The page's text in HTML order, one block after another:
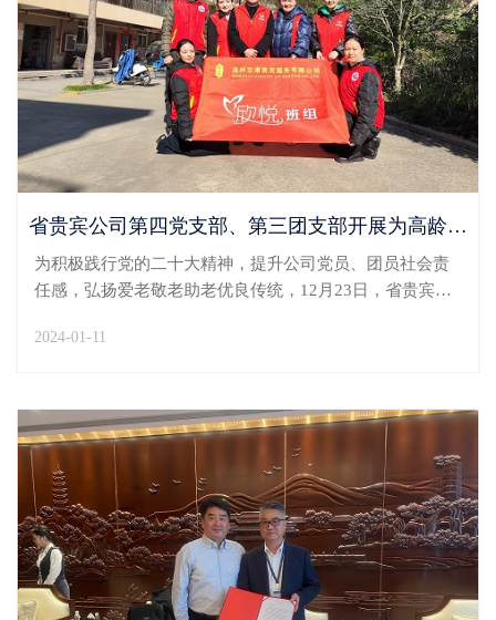
省贵宾公司第四党支部、第三团支部开展为高龄老人祝寿送福志愿服务活动
为积极践行党的二十大精神，提升公司党员、团员社会责
任感，弘扬爱老敬老助老优良传统，12月23日，省贵宾公
同为12位高寿老人过集体生日。现场，长者们精神矍铄，
2024-01-11